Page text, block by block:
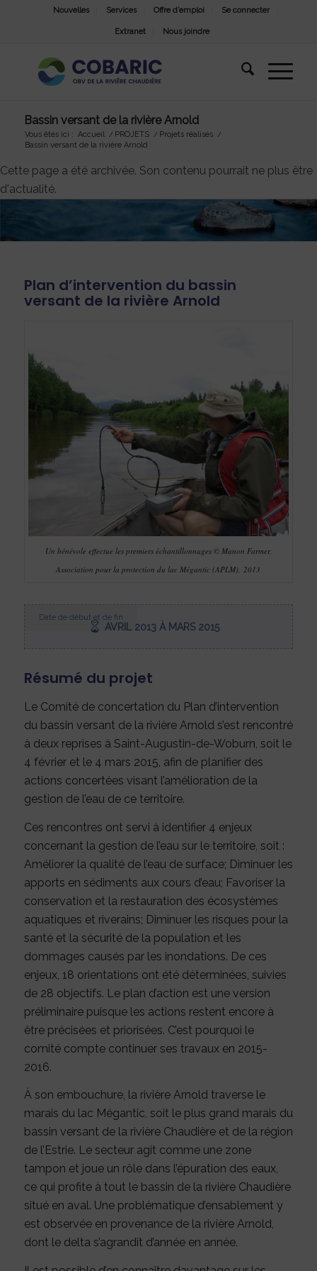
Nouvelles Services Offre d’emploi Se connecter
Extranet Nous joindre
Bassin versant de la rivière Arnold
Vous êtes ici : Accueil / PROJETS / Projets réalisés /
Bassin versant de la rivière Arnold
Cette page a été archivée. Son contenu pourrait ne plus être
d'actualité.
Plan d’intervention du bassin
versant de la rivière Arnold
Un bénévole effectue les premiers échantillonnages © Manon Farmer,
Association pour la protection du lac Mégantic (APLM),2013
Date de début et de fin
AVRIL 2013 À MARS 2015
Résumé du projet
Le Comité de concertation du Plan d’intervention
du bassin versant de la rivière Arnold s’est rencontré
à deux reprises à Saint-Augustin-de-Woburn, soit le
4 février et le 4 mars 2015, afin de planifier des
actions concertées visant l’amélioration de la
gestion de l’eau de ce territoire.
Ces rencontres ont servi à identifier 4 enjeux
concernant la gestion de l’eau sur le territoire, soit :
Améliorer la qualité de l’eau de surface; Diminuer les
apports en sédiments aux cours d’eau; Favoriser la
conservation et la restauration des écosystèmes
aquatiques et riverains; Diminuer les risques pour la
santé et la sécurité de la population et les
dommages causés par les inondations. De ces
enjeux, 18 orientations ont été déterminées, suivies
de 28 objectifs. Le plan d’action est une version
préliminaire puisque les actions restent encore à
être précisées et priorisées. C’est pourquoi le
comité compte continuer ses travaux en 2015-
2016.
À son embouchure, la rivière Arnold traverse le
marais du lac Mégantic, soit le plus grand marais du
bassin versant de la rivière Chaudière et de la région
de l’Estrie. Le secteur agit comme une zone
tampon et joue un rôle dans l’épuration des eaux,
ce qui profite à tout le bassin de la rivière Chaudière
situé en aval. Une problématique d’ensablement y
est observée en provenance de la rivière Arnold,
dont le delta s’agrandit d’année en année.